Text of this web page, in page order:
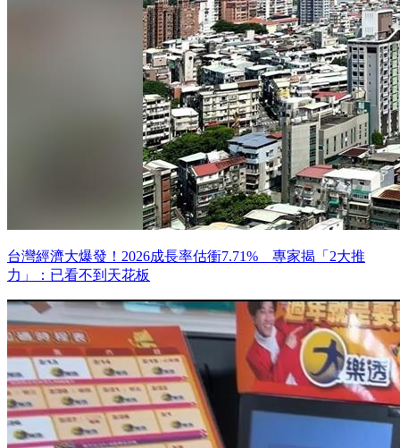
台灣經濟大爆發！2026成長率估衝7.71% 專家揭「2大推
力」：已看不到天花板